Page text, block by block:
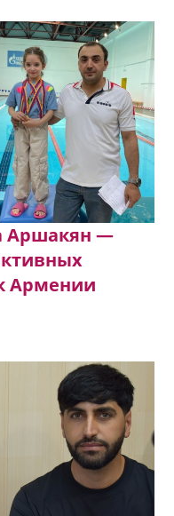
Аршакян —
Армении